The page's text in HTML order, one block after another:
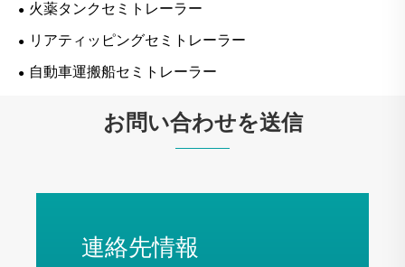
火薬タンクセミトレーラー
リアティッピングセミトレーラー
自動車運搬船セミトレーラー
お問い合わせを送信
連絡先情報